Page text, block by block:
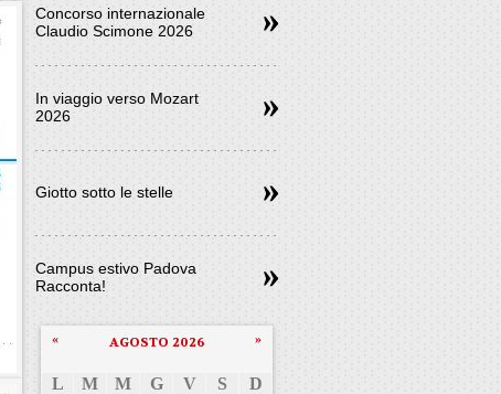
Concorso internazionale
Claudio Scimone 2026
In viaggio verso Mozart
2026
Giotto sotto le stelle
Campus estivo Padova
Racconta!
AGOSTO 2026
« »
L M M G V S D